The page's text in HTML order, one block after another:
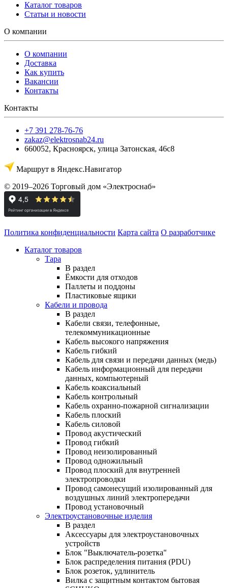
Каталог товаров
Статьи и новости
О компании
О компании
Доставка
Как купить
Вакансии
Контакты
Контакты
+7 391 278-76-76
zakaz@elektrosnab24.ru
660052, Красноярск, улица Затонская, 46с8
Маршрут в Яндекс.Навигатор
© 2019–2026 Торговый дом «Электроснаб»
Политика конфиденциальности Карта сайта О разработчике
Каталог товаров
Тара
В раздел
Ёмкости для отходов
Паллеты и поддоны
Пластиковые ящики
Кабели и провода
В раздел
Кабели связи, телефонные,
телекоммуникационные
Кабель высокого напряжения
Кабель гибкий
Кабель для связи и передачи данных (медь)
Кабель информационный для передачи
данных, компьютерный
Кабель коаксиальный
Кабель контрольный
Кабель охранно-пожарной сигнализации
Кабель плоский
Кабель силовой
Провод акустический
Провод гибкий
Провод неизолированный
Провод одножильный
Провод плоский для внутренней
электропроводки
Провод самонесущий изолированный для
воздушных линий электропередачи
Провод установочный
Электроустановочные изделия
В раздел
Аксессуары для электроустановочных
устройств
Блок "Выключатель-розетка"
Блок распределения питания (PDU)
Блок розеток, удлинитель
Вилка с защитным контактом бытовая